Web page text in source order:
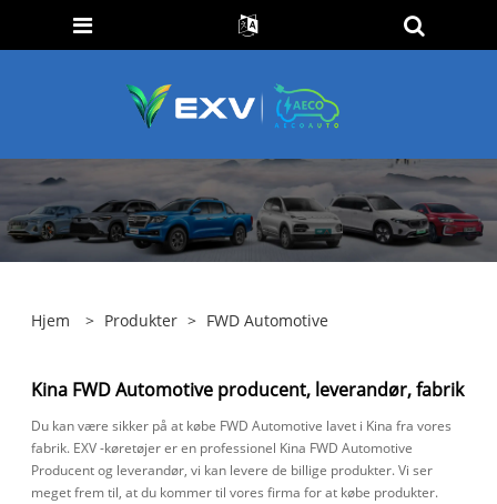
Hjem > Produkter > FWD Automotive
Kina FWD Automotive producent, leverandør, fabrik
Du kan være sikker på at købe FWD Automotive lavet i Kina fra vores
fabrik. EXV -køretøjer er en professionel Kina FWD Automotive
Producent og leverandør, vi kan levere de billige produkter. Vi ser
meget frem til, at du kommer til vores firma for at købe produkter.